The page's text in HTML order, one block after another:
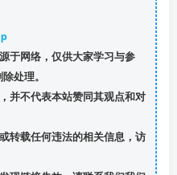
于网络，仅供大家学习与参
处理。
并不代表本站赞同其观点和对
转载任何违法的相关信息，访